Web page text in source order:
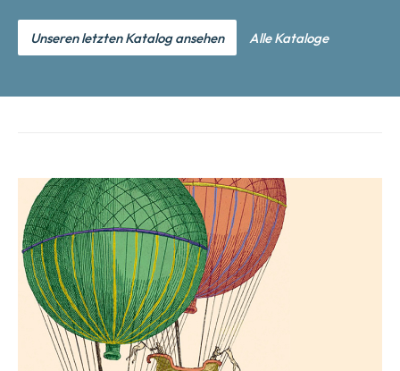
Unseren letzten Katalog ansehen Alle Kataloge